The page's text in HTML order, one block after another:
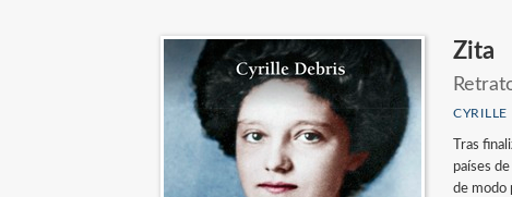
Zita
CYRILLE
Tras
países
de modo